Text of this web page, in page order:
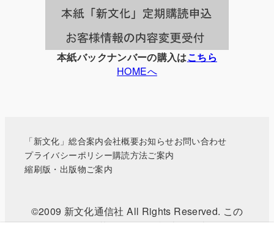
本紙バックナンバーの購入はこちら
HOMEへ
「新文化」総合案内会社概要お知らせお問い合わせ
プライバシーポリシー購読方法ご案内
縮刷版・出版物ご案内
©2009 新文化通信社 All Rights Reserved. この